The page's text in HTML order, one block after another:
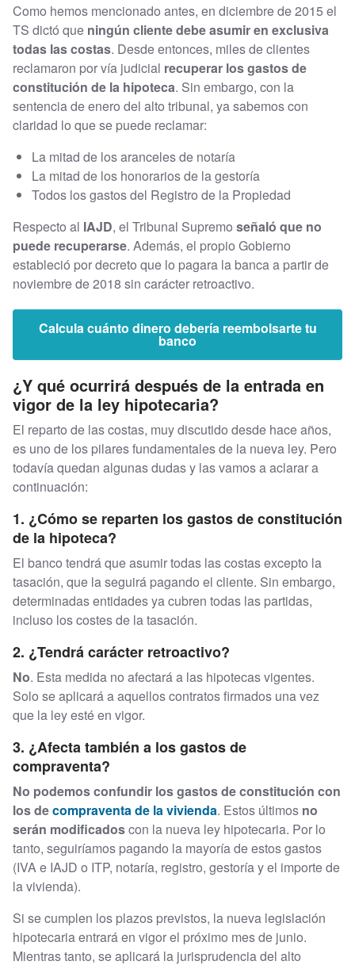
Como hemos mencionado antes, en diciembre de 2015 el
TS dictó que ningún cliente debe asumir en exclusiva
todas las costas. Desde entonces, miles de clientes
reclamaron por vía judicial recuperar los gastos de
constitución de la hipoteca. Sin embargo, con la
sentencia de enero del alto tribunal, ya sabemos con
claridad lo que se puede reclamar:
La mitad de los aranceles de notaría
La mitad de los honorarios de la gestoría
Todos los gastos del Registro de la Propiedad
Respecto al IAJD, el Tribunal Supremo señaló que no
puede recuperarse. Además, el propio Gobierno
estableció por decreto que lo pagara la banca a partir de
noviembre de 2018 sin carácter retroactivo.
Calcula cuánto dinero debería reembolsarte tu
banco
¿Y qué ocurrirá después de la entrada en
vigor de la ley hipotecaria?
El reparto de las costas, muy discutido desde hace años,
es uno de los pilares fundamentales de la nueva ley. Pero
todavía quedan algunas dudas y las vamos a aclarar a
continuación:
1. ¿Cómo se reparten los gastos de constitución
de la hipoteca?
El banco tendrá que asumir todas las costas excepto la
tasación, que la seguirá pagando el cliente. Sin embargo,
determinadas entidades ya cubren todas las partidas,
incluso los costes de la tasación.
2. ¿Tendrá carácter retroactivo?
No. Esta medida no afectará a las hipotecas vigentes.
Solo se aplicará a aquellos contratos firmados una vez
que la ley esté en vigor.
3. ¿Afecta también a los gastos de
compraventa?
No podemos confundir los gastos de constitución con
los decompraventa de la vivienda. Estos últimos no
serán modificadoscon la nueva ley hipotecaria. Por lo
tanto, seguiríamos pagando la mayoría de estos gastos
(IVA e IAJD o ITP, notaría, registro, gestoría y el importe de
la vivienda).
Si se cumplen los plazos previstos, la nueva legislación
hipotecaria entrará en vigor el próximo mes de junio.
Mientras tanto, se aplicará la jurisprudencia del alto